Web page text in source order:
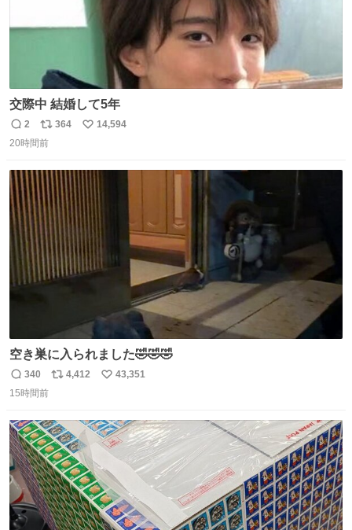
交際中 結婚して5年
返
信
2
リ
ポ
ト
数
364
い
数
14,594
20時間前
空き巣に入られました🤣🤣🤣
返
信
340
リ
ト
数
4,412
い
数
43,351
15時間前